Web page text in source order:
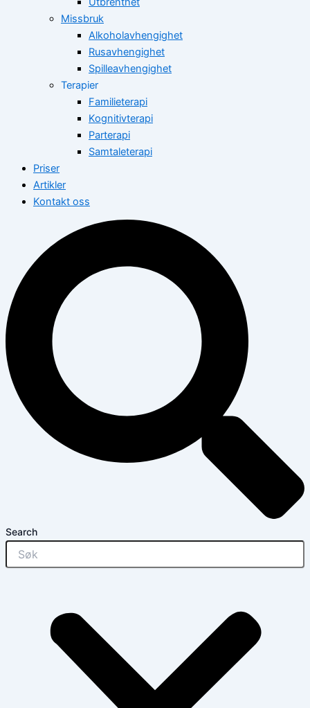
Missbruk
Alkoholavhengighet
Rusavhengighet
Spilleavhengighet
Terapier
Familieterapi
Kognitivterapi
Parterapi
Samtaleterapi
Priser
Artikler
Kontakt oss
Search